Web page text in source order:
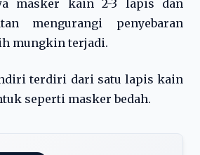
masker kain 2-3 lapis dan
mengurangi penyebaran
mungkin terjadi.
terdiri dari satu lapis kain
seperti masker bedah.